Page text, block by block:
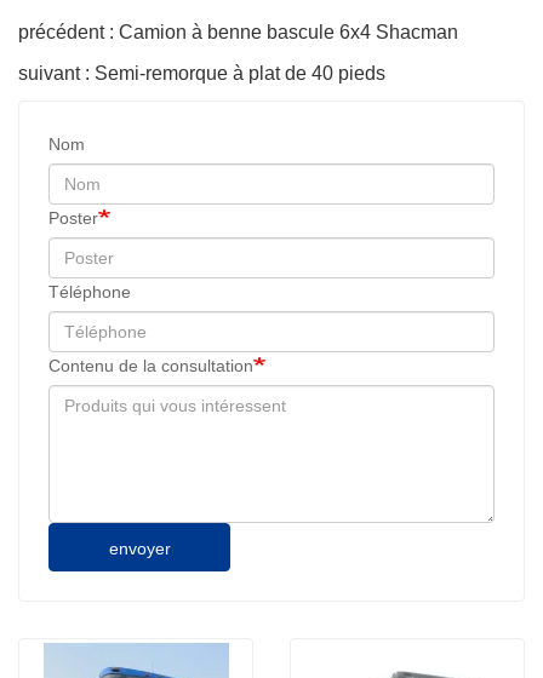
précédent : Camion à benne bascule 6x4 Shacman
suivant : Semi-remorque à plat de 40 pieds
Nom
Poster
Téléphone
Contenu de la consultation
envoyer